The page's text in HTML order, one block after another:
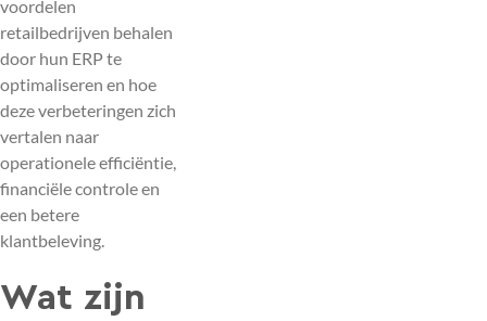
voordelen
retailbedrijven behalen
door hun ERP te
optimaliseren en hoe
deze verbeteringen zich
vertalen naar
operationele efficiëntie,
financiële controle en
een betere
klantbeleving.
Wat zijn